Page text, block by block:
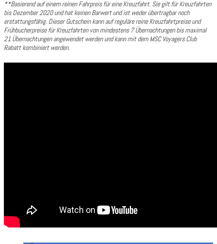
**Basierend auf einem reinen Fahrpreis für eine Kreuzfahrt. Sie gilt für Kreuzfahrten
bis Dezember 2020 und hat keinen Barwert und ist weder übertragbar noch
erstattungsfähig. Dieser Gutschein kann auf reguläre reine Kreuzfahrtpreise und
Frühbucherpreise für Kreuzfahrten von mindestens 7 Übernachtungen bis maximal
21 Übernachtungen angewendet werden und kann mit dem MSC Voyagers Club
Rabatt kombiniert werden.